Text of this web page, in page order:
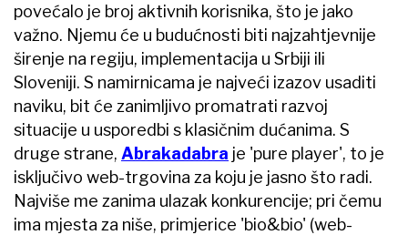
povećalo je broj aktivnih korisnika, što je jako
važno. Njemu će u budućnosti biti najzahtjevnije
širenje na regiju, implementacija u Srbiji ili
Sloveniji. S namirnicama je najveći izazov usaditi
naviku, bit će zanimljivo promatrati razvoj
situacije u usporedbi s klasičnim dućanima. S
druge strane, Abrakadabra je 'pure player', to je
isključivo web-trgovina za koju je jasno što radi.
Najviše me zanima ulazak konkurencije; pri čemu
ima mjesta za niše, primjerice 'bio&bio' (web-